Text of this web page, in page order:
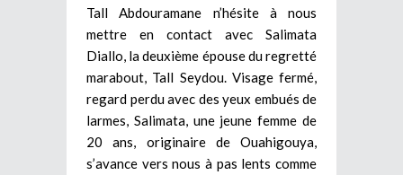
Tall Abdouramane n’hésite à nous
mettre en contact avec Salimata
Diallo, la deuxième épouse du regretté
marabout, Tall Seydou. Visage fermé,
regard perdu avec des yeux embués de
larmes, Salimata, une jeune femme de
20 ans, originaire de Ouahigouya,
s’avance vers nous à pas lents comme